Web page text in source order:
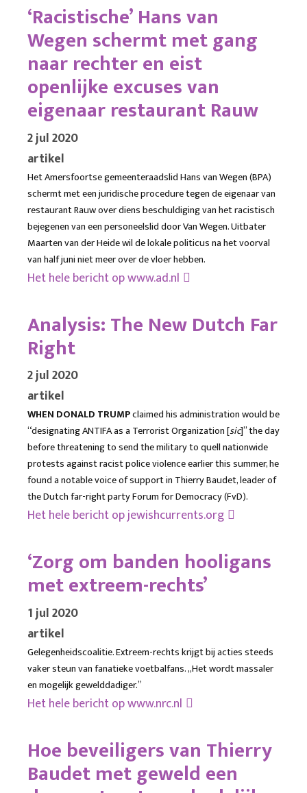
‘Racistische’ Hans van
Wegen schermt met gang
naar rechter en eist
openlijke excuses van
eigenaar restaurant Rauw
2 jul 2020
artikel
Het Amersfoortse gemeenteraadslid Hans van Wegen (BPA)
schermt met een juridische procedure tegen de eigenaar van
restaurant Rauw over diens beschuldiging van het racistisch
bejegenen van een personeelslid door Van Wegen. Uitbater
Maarten van der Heide wil de lokale politicus na het voorval
van half juni niet meer over de vloer hebben.
Het hele bericht opwww.ad.nl
Analysis: The New Dutch Far
Right
2 jul 2020
artikel
WHEN DONALD TRUMPclaimed his administration would be
“designating ANTIFA as a Terrorist Organization [sic]” the day
before threatening to send the military to quell nationwide
protests against racist police violence earlier this summer, he
found a notable voice of support in Thierry Baudet, leader of
the Dutch far-right party Forum for Democracy (FvD).
Het hele bericht opjewishcurrents.org
‘Zorg om banden hooligans
met extreem-rechts’
1 jul 2020
artikel
Gelegenheidscoalitie. Extreem-rechts krijgt bij acties steeds
vaker steun van fanatieke voetbalfans. „Het wordt massaler
en mogelijk gewelddadiger.”
Het hele bericht opwww.nrc.nl
Hoe beveiligers van Thierry
Baudet met geweld een